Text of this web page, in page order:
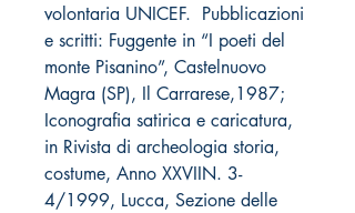
volontaria UNICEF. Pubblicazioni
e scritti: Fuggente in “I poeti del
monte Pisanino”, Castelnuovo
Magra (SP), Il Carrarese,1987;
Iconografia satirica e caricatura,
in Rivista di archeologia storia,
costume, Anno XXVIIN. 3-
4/1999, Lucca, Sezione delle